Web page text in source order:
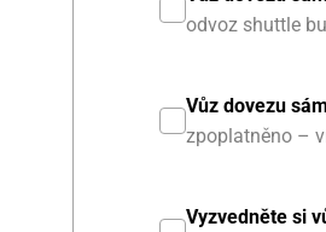
odvoz shuttle
Vůz dovezu
zpoplatněno –
Vyzvedněte si